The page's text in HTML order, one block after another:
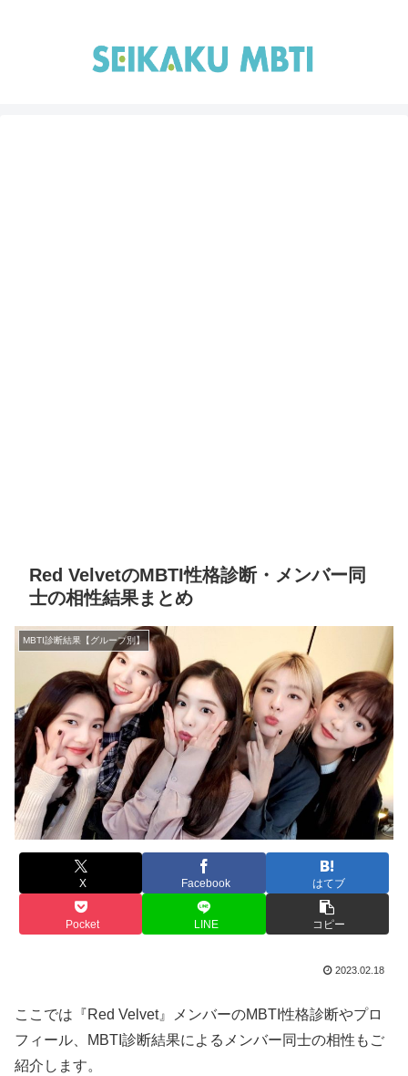
Red VelvetのMBTI性格診断・メンバー同
士の相性結果まとめ
MBTI診断結果【グループ別】
X Facebook はてブ
Pocket LINE コピー
2023.02.18
ここでは『Red Velvet』メンバーのMBTI性格診断やプロ
フィール、MBTI診断結果によるメンバー同士の相性もご
紹介します。